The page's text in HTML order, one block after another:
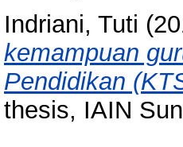
Indriani, Tuti
kemampuan
Pendidikan
thesis, IAIN